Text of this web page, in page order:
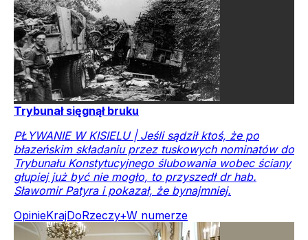
Trybunał sięgnął bruku
PŁYWANIE W KISIELU | Jeśli sądził ktoś, że po
błazeńskim składaniu przez tuskowych nominatów do
Trybunału Konstytucyjnego ślubowania wobec ściany
głupiej już być nie mogło, to przyszedł dr hab.
Sławomir Patyra i pokazał, że bynajmniej.
OpinieKrajDoRzeczy+W numerze